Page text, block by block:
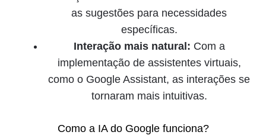
as sugestões para necessidades
específicas.
Interação mais natural: Com a
implementação de assistentes virtuais,
como o Google Assistant, as interações se
tornaram mais intuitivas.
Como a IA do Google funciona?